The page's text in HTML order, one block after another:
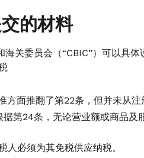
的材料
关委员会（“CBIC”）可以具
面推翻了第22条，但并未从注
第24条，无论营业额或商品及
必须为其免税供应纳税。